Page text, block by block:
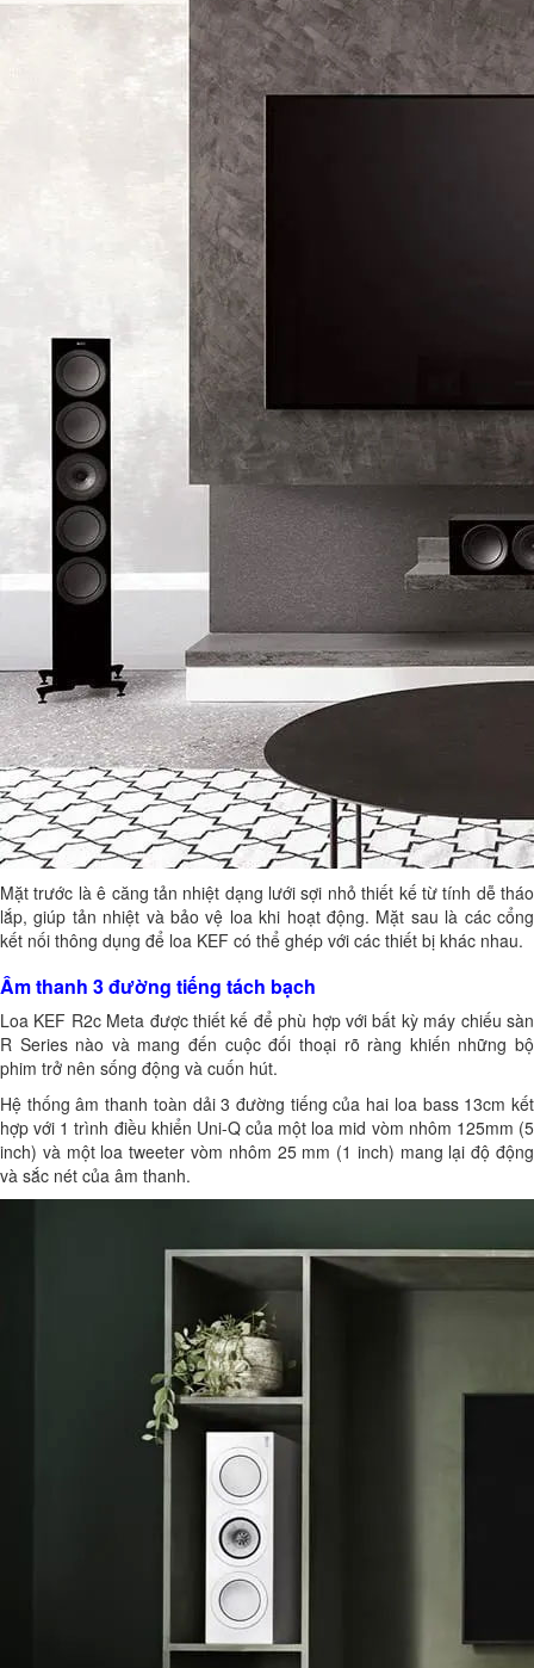
Mặt trước là ê căng tản nhiệt dạng lưới sợi nhỏ thiết kế từ tính dễ tháo
lắp, giúp tản nhiệt và bảo vệ loa khi hoạt động. Mặt sau là các cổng
kết nối thông dụng để loa KEF có thể ghép với các thiết bị khác nhau.
Âm thanh 3 đường tiếng tách bạch
Loa KEF R2c Meta được thiết kế để phù hợp với bất kỳ máy chiếu sàn
R Series nào và mang đến cuộc đối thoại rõ ràng khiến những bộ
phim trở nên sống động và cuốn hút.
Hệ thống âm thanh toàn dải 3 đường tiếng của hai loa bass 13cm kết
hợp với 1 trình điều khiển Uni-Q của một loa mid vòm nhôm 125mm (5
inch) và một loa tweeter vòm nhôm 25 mm (1 inch) mang lại độ động
và sắc nét của âm thanh.